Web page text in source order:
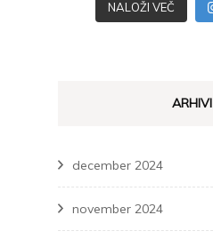
NALOŽI VEČ
ARHIVI
december 2024
november 2024